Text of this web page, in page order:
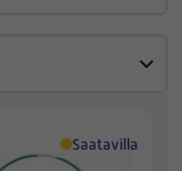
Saatavilla